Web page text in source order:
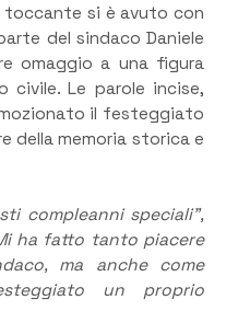
toccante si è avuto con
del sindaco Daniele
omaggio a una figura
civile. Le parole incise,
il festeggiato
della memoria storica e
compleanni speciali”,
ha fatto tanto piacere
ma anche come
un proprio